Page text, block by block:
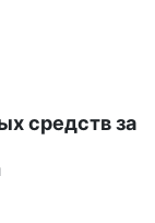
средств за